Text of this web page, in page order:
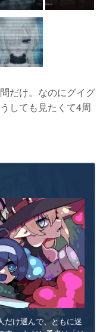
だけ。なのにグイグ
しても見たくて4周
だけ選んで、ともに迷